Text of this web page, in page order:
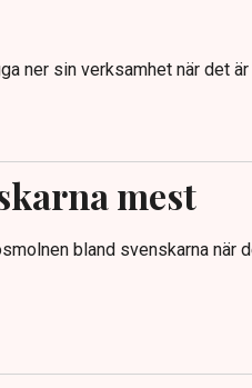
ner sin verksamhet när det
mest
bland svenskarna när